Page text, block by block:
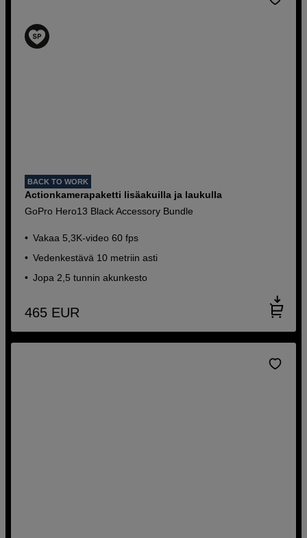
BACK TO WORK
Actionkamerapaketti lisäakuilla ja laukulla
GoPro Hero13 Black Accessory Bundle
Vakaa 5,3K-video 60 fps
Vedenkestävä 10 metriin asti
Jopa 2,5 tunnin akunkesto
465 EUR